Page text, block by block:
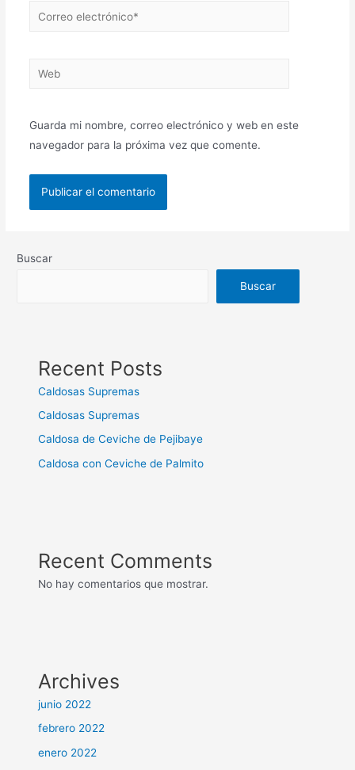
Guarda mi nombre, correo electrónico y web en este
navegador para la próxima vez que comente.
Buscar
Buscar
Recent Posts
Caldosas Supremas
Caldosas Supremas
Caldosa de Ceviche de Pejibaye
Caldosa con Ceviche de Palmito
Recent Comments
No hay comentarios que mostrar.
Archives
junio 2022
febrero 2022
enero 2022